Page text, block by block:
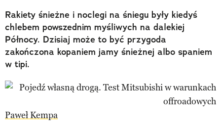
Polecane
Rakiety śnieżne i noclegi na śniegu były kiedyś
chlebem powszednim myśliwych na dalekiej
Północy. Dzisiaj może to być przygoda
zakończona kopaniem jamy śnieżnej albo spaniem
w tipi.
Paweł Kempa